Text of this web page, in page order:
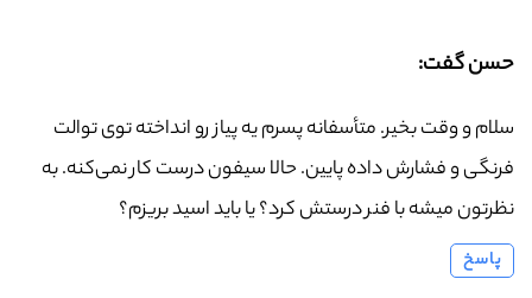
حسن گفت:
سلام و وقت بخیر. متأسفانه پسرم یه پیاز رو انداخته توی توالت
فرنگی و فشارش داده پایین. حالا سیفون درست کار نمی‌کنه. به
نظرتون میشه با فنر درستش کرد؟ یا باید اسید بریزم؟
پاسخ